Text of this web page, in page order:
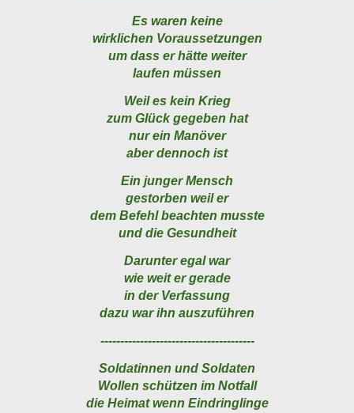
Es waren keine
wirklichen Voraussetzungen
um dass er hätte weiter
laufen müssen
Weil es kein Krieg
zum Glück gegeben hat
nur ein Manöver
aber dennoch ist
Ein junger Mensch
gestorben weil er
dem Befehl beachten musste
und die Gesundheit
Darunter egal war
wie weit er gerade
in der Verfassung
dazu war ihn auszuführen
---------------------------------------
Soldatinnen und Soldaten
Wollen schützen im Notfall
die Heimat wenn Eindringlinge